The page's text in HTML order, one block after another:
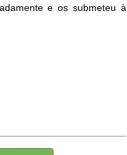
e os submeteu à